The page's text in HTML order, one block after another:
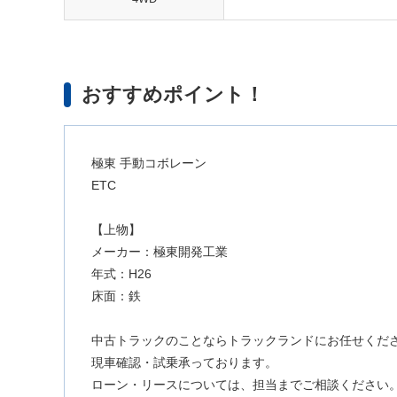
おすすめポイント！
極東 手動コボレーン
ETC
【上物】
メーカー：極東開発工業
年式：H26
床面：鉄
中古トラックのことならトラックランドにお任せくだ
現車確認・試乗承っております。
ローン・リースについては、担当までご相談ください。